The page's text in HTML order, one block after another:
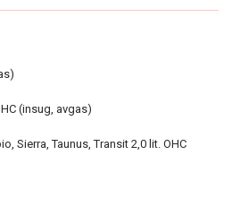
(insug, avgas)
Sierra, Taunus, Transit 2,0 lit. OHC